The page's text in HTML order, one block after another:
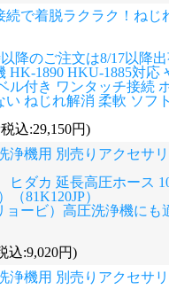
続で着脱ラクラク！ねじ
以降のご注文は8/17以降
HK-1890 HKU-1885対応
ル付き ワンタッチ接続
い ねじれ解消 柔軟 ソフ
込:29,150円)
浄機用 別売りアクセサ
ヒダカ 延長高圧ホース
（81K120JP）
ービ）高圧洗浄機にも
込:9,020円)
浄機用 別売りアクセサ